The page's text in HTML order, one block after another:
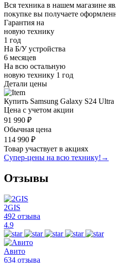
Вся техника в нашем магазине
покупке вы получаете
Гарантия на
новую технику
1 год
На Б/У устройства
6 месяцев
На всю остальную
новую технику 1 год
Детали цены
Купить Samsung Galaxy S24
Цена с учетом акции
91 990 ₽
Обычная цена
114 990 ₽
Товар участвует в акциях
Супер-цены на всю технику! →
Отзывы
2GIS
492 отзыва
4.9
Авито
634 отзыва